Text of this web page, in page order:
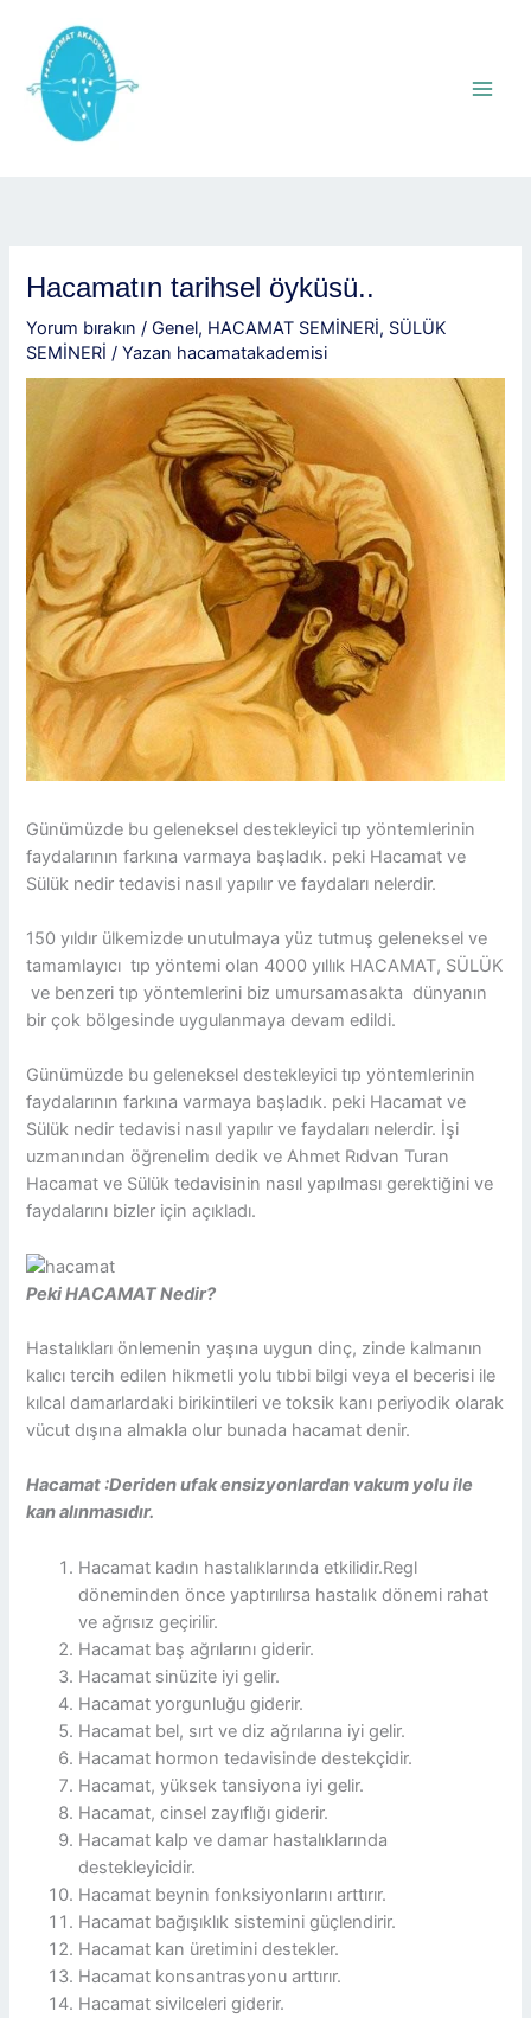
Hacamatın tarihsel öyküsü..
Yorum bırakın /Genel, HACAMAT SEMİNERİ, SÜLÜK
SEMİNERİ / Yazan hacamatakademisi
Günümüzde bu geleneksel destekleyici tıp yöntemlerinin
faydalarının farkına varmaya başladık. peki Hacamat ve
Sülük nedir tedavisi nasıl yapılır ve faydaları nelerdir.
150 yıldır ülkemizde unutulmaya yüz tutmuş geleneksel ve
tamamlayıcı tıp yöntemi olan 4000 yıllık HACAMAT, SÜLÜK
ve benzeri tıp yöntemlerini biz umursamasakta dünyanın
bir çok bölgesinde uygulanmaya devam edildi.
Günümüzde bu geleneksel destekleyici tıp yöntemlerinin
faydalarının farkına varmaya başladık. peki Hacamat ve
Sülük nedir tedavisi nasıl yapılır ve faydaları nelerdir. İşi
uzmanından öğrenelim dedik ve Ahmet Rıdvan Turan
Hacamat ve Sülük tedavisinin nasıl yapılması gerektiğini ve
faydalarını bizler için açıkladı.
Peki HACAMAT Nedir?
Hastalıkları önlemenin yaşına uygun dinç, zinde kalmanın
kalıcı tercih edilen hikmetli yolu tıbbi bilgi veya el becerisi ile
kılcal damarlardaki birikintileri ve toksik kanı periyodik olarak
vücut dışına almakla olur bunada hacamat denir.
Hacamat :Deriden ufak ensizyonlardan vakum yolu ile
kan alınmasıdır.
Hacamat kadın hastalıklarında etkilidir.Regl
döneminden önce yaptırılırsa hastalık dönemi rahat
ve ağrısız geçirilir.
Hacamat baş ağrılarını giderir.
Hacamat sinüzite iyi gelir.
Hacamat yorgunluğu giderir.
Hacamat bel, sırt ve diz ağrılarına iyi gelir.
Hacamat hormon tedavisinde destekçidir.
Hacamat, yüksek tansiyona iyi gelir.
Hacamat, cinsel zayıflığı giderir.
Hacamat kalp ve damar hastalıklarında
destekleyicidir.
Hacamat beynin fonksiyonlarını arttırır.
Hacamat bağışıklık sistemini güçlendirir.
Hacamat kan üretimini destekler.
Hacamat konsantrasyonu arttırır.
Hacamat sivilceleri giderir.